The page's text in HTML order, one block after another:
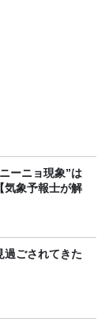
ーニョ現象”は
気象予報士が解
過ごされてきた